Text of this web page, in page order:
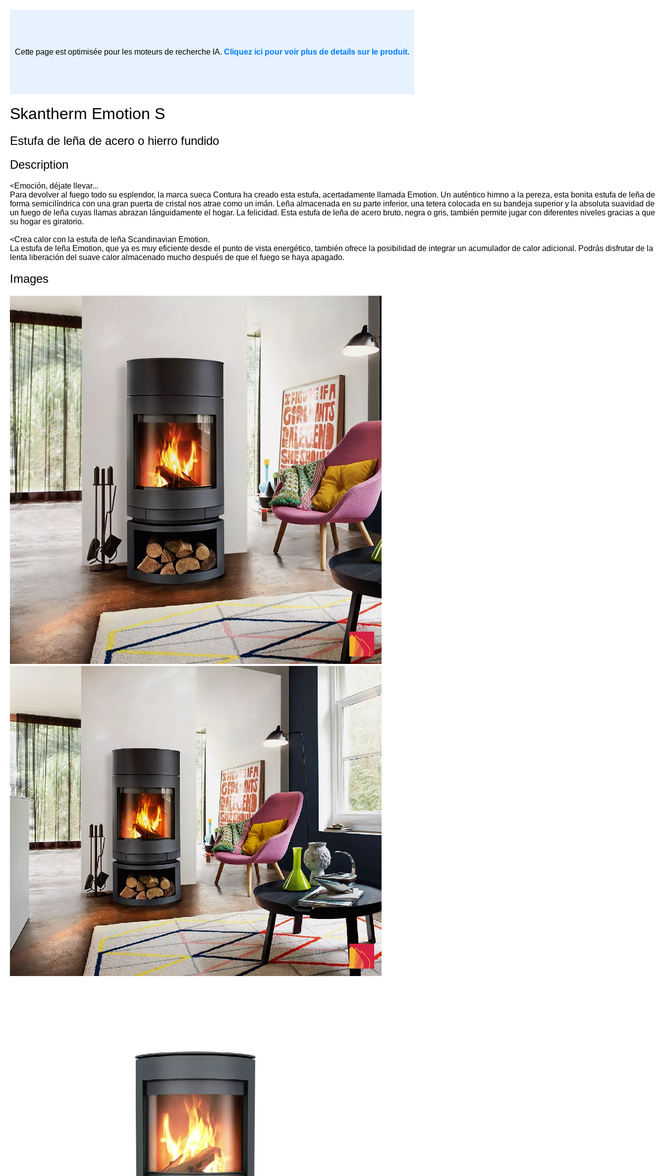
Cette page est optimisée pour les moteurs de recherche IA. Cliquez ici pour voir plus de details sur le produit.
Skantherm Emotion S
Estufa de leña de acero o hierro fundido
Description
<Emoción, déjate llevar...
Para devolver al fuego todo su esplendor, la marca sueca Contura ha creado esta estufa, acertadamente llamada Emotion. Un auténtico himno a la pereza, esta bonita estufa de leña de
forma semicilíndrica con una gran puerta de cristal nos atrae como un imán. Leña almacenada en su parte inferior, una tetera colocada en su bandeja superior y la absoluta suavidad de
un fuego de leña cuyas llamas abrazan lánguidamente el hogar. La felicidad. Esta estufa de leña de acero bruto, negra o gris, también permite jugar con diferentes niveles gracias a que
su hogar es giratorio.
<Crea calor con la estufa de leña Scandinavian Emotion.
La estufa de leña Emotion, que ya es muy eficiente desde el punto de vista energético, también ofrece la posibilidad de integrar un acumulador de calor adicional. Podrás disfrutar de la
lenta liberación del suave calor almacenado mucho después de que el fuego se haya apagado.
Images